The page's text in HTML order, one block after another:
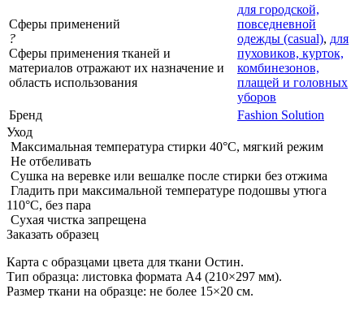
Сферы применений
?
Сферы применения тканей и
материалов отражают их назначение и
область использования
для городской,
повседневной
одежды (casual), для
пуховиков, курток,
комбинезонов,
плащей и головных
уборов
Бренд
Fashion Solution
Уход
Максимальная температура стирки 40°C, мягкий режим
Не отбеливать
Сушка на веревке или вешалке после стирки без отжима
Гладить при максимальной температуре подошвы утюга
110°C, без пара
Сухая чистка запрещена
Заказать образец
Карта с образцами цвета для ткани Остин.
Тип образца: листовка формата А4 (210×297 мм).
Размер ткани на образце: не более 15×20 см.